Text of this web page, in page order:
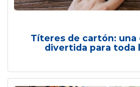
Títeres de cartón: una
divertida para toda